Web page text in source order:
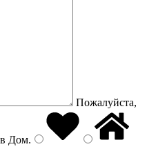
Пожалуйста,
Дом.